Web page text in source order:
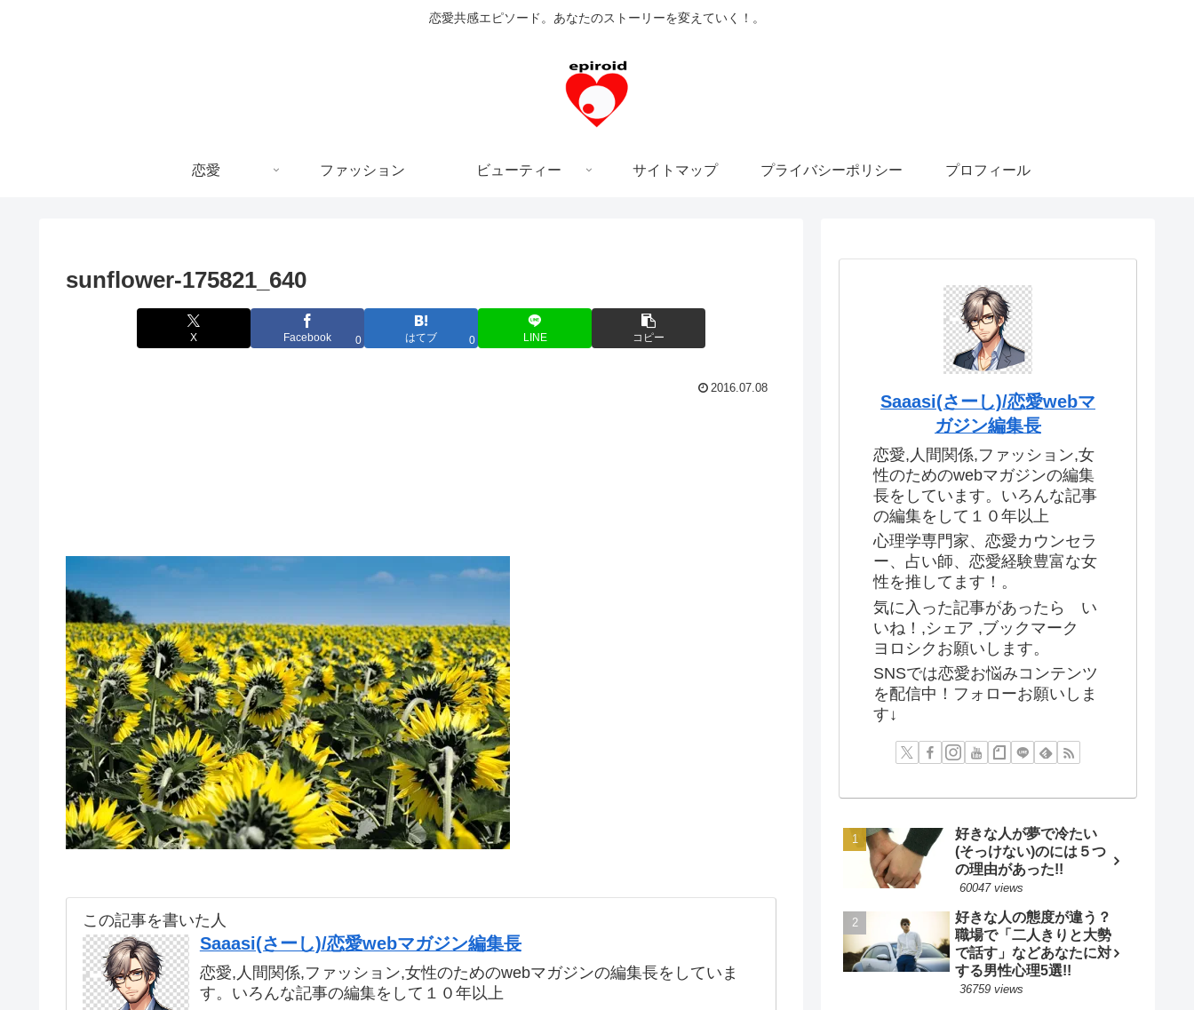
恋愛共感エピソード。あなたのストーリーを変えていく！。
恋愛 ファッション ビューティー サイトマップ プライバシーポリシー プロフィール
sunflower-175821_640
X Facebook 0 はてブ 0 LINE コピー
2016.07.08
この記事を書いた人
Saaasi(さーし)/恋愛webマガジン編集長
恋愛,人間関係,ファッション,女性のためのwebマガジンの編集長をしていま
す。いろんな記事の編集をして１０年以上
Saaasi(さーし)/恋愛webマ
ガジン編集長
恋愛,人間関係,ファッション,女
性のためのwebマガジンの編集
長をしています。いろんな記事
の編集をして１０年以上
心理学専門家、恋愛カウンセラ
ー、占い師、恋愛経験豊富な女
性を推してます！。
気に入った記事があったら い
いね！,シェア ,ブックマーク
ヨロシクお願いします。
SNSでは恋愛お悩みコンテンツ
を配信中！フォローお願いしま
す↓
好きな人が夢で冷たい
(そっけない)のには５つ
の理由があった!!
60047 views
好きな人の態度が違う？
職場で「二人きりと大勢
で話す」などあなたに対
する男性心理5選!!
36759 views